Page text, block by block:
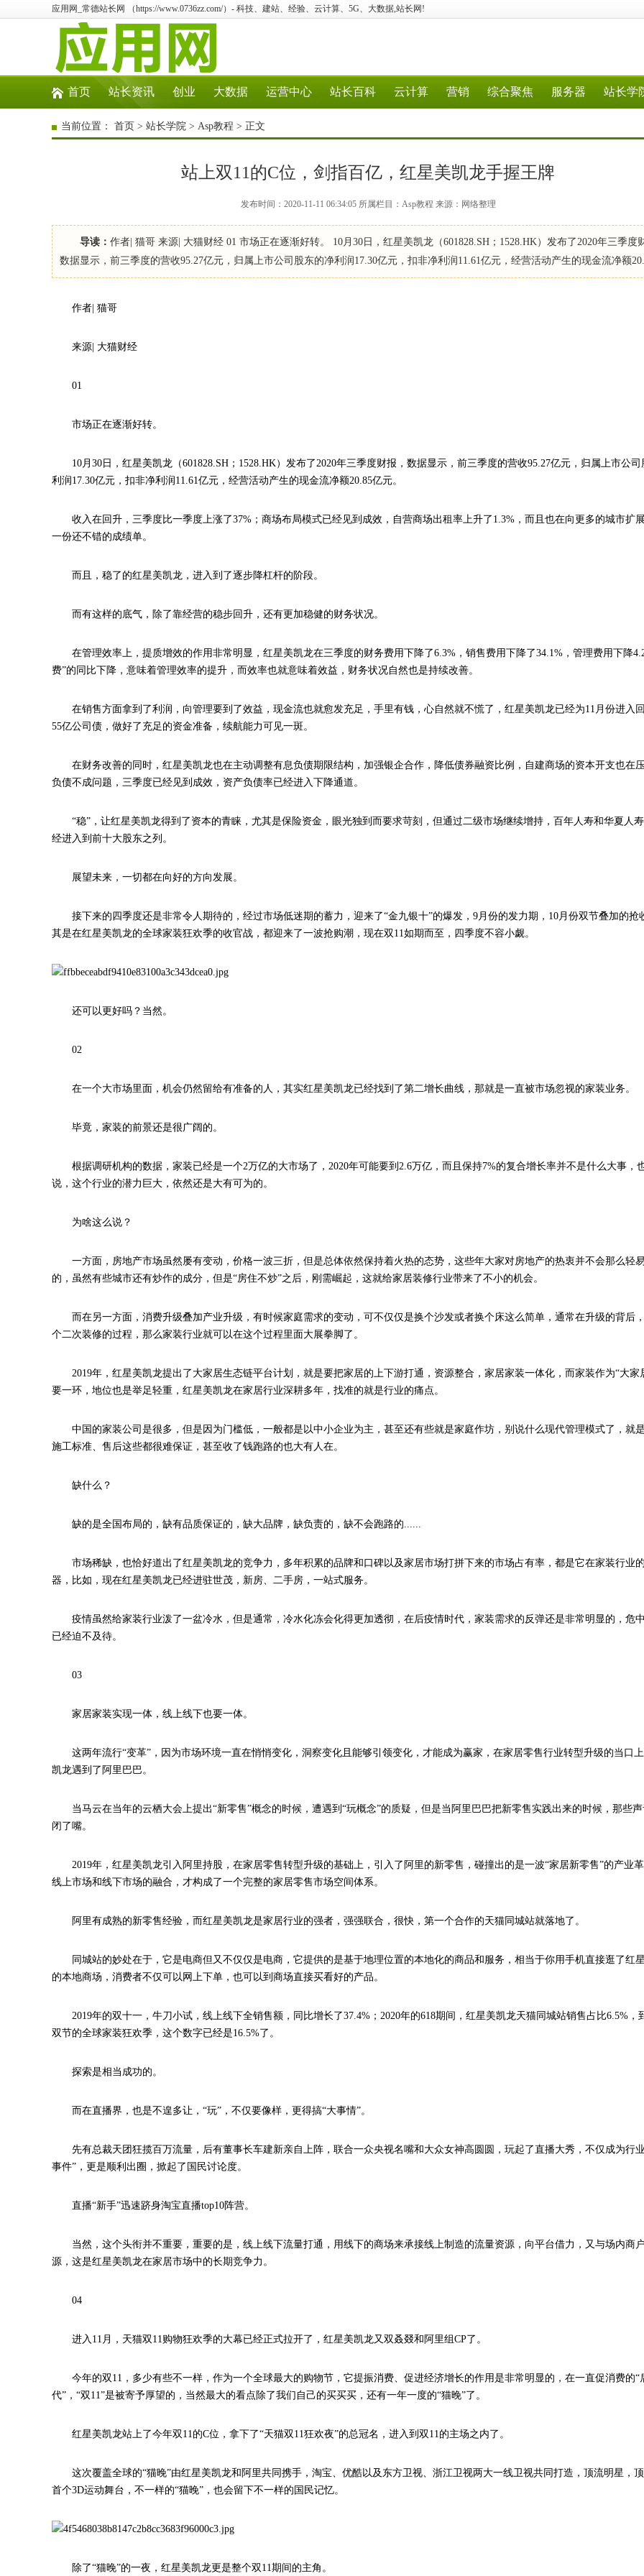
应用网_常德站长网 （https://www.0736zz.com/）- 科技、建站、经验、云计算、5G、大数据,站长网!
首页 站长资讯 创业 大数据 运营中心 站长百科 云计算 营销 综合聚焦 服务器 站长学
当前位置： 首页 > 站长学院 > Asp教程 > 正文
站上双11的C位，剑指百亿，红星美凯龙手握王牌
发布时间：2020-11-11 06:34:05 所属栏目：Asp教程 来源：网络整理
导读： 作者| 猫哥 来源| 大猫财经 01 市场正在逐渐好转。 10月30日，红星美凯龙（601828.SH；1528.HK）发布了2020年三季度
数据显示，前三季度的营收95.27亿元，归属上市公司股东的净利润17.30亿元，扣非净利润11.61亿元，经营活动产生的现金流净额
作者| 猫哥
来源| 大猫财经
01
市场正在逐渐好转。
10月30日，红星美凯龙（601828.SH；1528.HK）发布了2020年三季度财报，数据显示，前三季度的营收95.27亿元，归属上市公
利润17.30亿元，扣非净利润11.61亿元，经营活动产生的现金流净额20.85亿元。
收入在回升，三季度比一季度上涨了37%；商场布局模式已经见到成效，自营商场出租率上升了1.3%，而且也在向更多的城市扩
一份还不错的成绩单。
而且，稳了的红星美凯龙，进入到了逐步降杠杆的阶段。
而有这样的底气，除了靠经营的稳步回升，还有更加稳健的财务状况。
在管理效率上，提质增效的作用非常明显，红星美凯龙在三季度的财务费用下降了6.3%，销售费用下降了34.1%，管理费用下降
费”的同比下降，意味着管理效率的提升，而效率也就意味着效益，财务状况自然也是持续改善。
在销售方面拿到了利润，向管理要到了效益，现金流也就愈发充足，手里有钱，心自然就不慌了，红星美凯龙已经为11月份进入
55亿公司债，做好了充足的资金准备，续航能力可见一斑。
在财务改善的同时，红星美凯龙也在主动调整有息负债期限结构，加强银企合作，降低债券融资比例，自建商场的资本开支也在
负债不成问题，三季度已经见到成效，资产负债率已经进入下降通道。
“稳”，让红星美凯龙得到了资本的青睐，尤其是保险资金，眼光独到而要求苛刻，但通过二级市场继续增持，百年人寿和华夏人
经进入到前十大股东之列。
展望未来，一切都在向好的方向发展。
接下来的四季度还是非常令人期待的，经过市场低迷期的蓄力，迎来了“金九银十”的爆发，9月份的发力期，10月份双节叠加的抢
其是在红星美凯龙的全球家装狂欢季的收官战，都迎来了一波抢购潮，现在双11如期而至，四季度不容小觑。
还可以更好吗？当然。
02
在一个大市场里面，机会仍然留给有准备的人，其实红星美凯龙已经找到了第二增长曲线，那就是一直被市场忽视的家装业务。
毕竟，家装的前景还是很广阔的。
根据调研机构的数据，家装已经是一个2万亿的大市场了，2020年可能要到2.6万亿，而且保持7%的复合增长率并不是什么大事，
说，这个行业的潜力巨大，依然还是大有可为的。
为啥这么说？
一方面，房地产市场虽然屡有变动，价格一波三折，但是总体依然保持着火热的态势，这些年大家对房地产的热衷并不会那么轻
的，虽然有些城市还有炒作的成分，但是“房住不炒”之后，刚需崛起，这就给家居装修行业带来了不小的机会。
而在另一方面，消费升级叠加产业升级，有时候家庭需求的变动，可不仅仅是换个沙发或者换个床这么简单，通常在升级的背后
个二次装修的过程，那么家装行业就可以在这个过程里面大展拳脚了。
2019年，红星美凯龙提出了大家居生态链平台计划，就是要把家居的上下游打通，资源整合，家居家装一体化，而家装作为“大家
要一环，地位也是举足轻重，红星美凯龙在家居行业深耕多年，找准的就是行业的痛点。
中国的家装公司是很多，但是因为门槛低，一般都是以中小企业为主，甚至还有些就是家庭作坊，别说什么现代管理模式了，就是
施工标准、售后这些都很难保证，甚至收了钱跑路的也大有人在。
缺什么？
缺的是全国布局的，缺有品质保证的，缺大品牌，缺负责的，缺不会跑路的......
市场稀缺，也恰好道出了红星美凯龙的竞争力，多年积累的品牌和口碑以及家居市场打拼下来的市场占有率，都是它在家装行业
器，比如，现在红星美凯龙已经进驻世茂，新房、二手房，一站式服务。
疫情虽然给家装行业泼了一盆冷水，但是通常，冷水化冻会化得更加透彻，在后疫情时代，家装需求的反弹还是非常明显的，危中
已经迫不及待。
03
家居家装实现一体，线上线下也要一体。
这两年流行“变革”，因为市场环境一直在悄悄变化，洞察变化且能够引领变化，才能成为赢家，在家居零售行业转型升级的当口
凯龙遇到了阿里巴巴。
当马云在当年的云栖大会上提出“新零售”概念的时候，遭遇到“玩概念”的质疑，但是当阿里巴巴把新零售实践出来的时候，那些
闭了嘴。
2019年，红星美凯龙引入阿里持股，在家居零售转型升级的基础上，引入了阿里的新零售，碰撞出的是一波“家居新零售”的产业革
线上市场和线下市场的融合，才构成了一个完整的家居零售市场空间体系。
阿里有成熟的新零售经验，而红星美凯龙是家居行业的强者，强强联合，很快，第一个合作的天猫同城站就落地了。
同城站的妙处在于，它是电商但又不仅仅是电商，它提供的是基于地理位置的本地化的商品和服务，相当于你用手机直接逛了红
的本地商场，消费者不仅可以网上下单，也可以到商场直接买看好的产品。
2019年的双十一，牛刀小试，线上线下全销售额，同比增长了37.4%；2020年的618期间，红星美凯龙天猫同城站销售占比6.5%，
双节的全球家装狂欢季，这个数字已经是16.5%了。
探索是相当成功的。
而在直播界，也是不遑多让，“玩”，不仅要像样，更得搞“大事情”。
先有总裁天团狂揽百万流量，后有董事长车建新亲自上阵，联合一众央视名嘴和大众女神高圆圆，玩起了直播大秀，不仅成为行
事件”，更是顺利出圈，掀起了国民讨论度。
直播“新手”迅速跻身淘宝直播top10阵营。
当然，这个头衔并不重要，重要的是，线上线下流量打通，用线下的商场来承接线上制造的流量资源，向平台借力，又与场内商
源，这是红星美凯龙在家居市场中的长期竞争力。
04
进入11月，天猫双11购物狂欢季的大幕已经正式拉开了，红星美凯龙又双叒叕和阿里组CP了。
今年的双11，多少有些不一样，作为一个全球最大的购物节，它提振消费、促进经济增长的作用是非常明显的，在一直促消费的“
代”，“双11”是被寄予厚望的，当然最大的看点除了我们自己的买买买，还有一年一度的“猫晚”了。
红星美凯龙站上了今年双11的C位，拿下了“天猫双11狂欢夜”的总冠名，进入到双11的主场之内了。
这次覆盖全球的“猫晚”由红星美凯龙和阿里共同携手，淘宝、优酷以及东方卫视、浙江卫视两大一线卫视共同打造，顶流明星，顶
首个3D运动舞台，不一样的“猫晚”，也会留下不一样的国民记忆。
除了“猫晚”的一夜，红星美凯龙更是整个双11期间的主角。